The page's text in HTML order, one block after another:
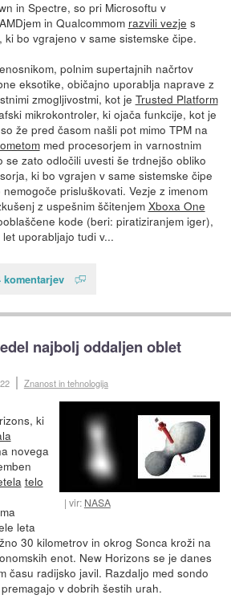
in Spectre, so pri Microsoftu v
in Qualcommom razvili vezje s
ki bo vgrajeno v same sistemske čipe.
polnim supertajnih načrtov
eksotike, običajno uporablja naprave z
zmogljivostmi, kot je Trusted Platform
mikrokontroler, ki ojača funkcije, kot je
že pred časom našli pot mimo TPM na
med procesorjem in varnostnim
se zato odločili uvesti še trdnejšo obliko
ki bo vgrajen v same sistemske čipe
prisluškovati. Vezje z imenom
z uspešnim ščitenjem Xboxa One
kode (beri: piratiziranjem iger),
uporabljajo tudi v...
komentarjev
najbolj oddaljen oblet
Znanost in tehnologija
vir: NASA
ki
novega
telo
leta
30 kilometrov in okrog Sonca kroži na
enot. New Horizons se je danes
času radijsko javil. Razdaljo med sondo
v dobrih šestih urah.